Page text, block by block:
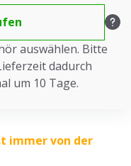
auswählen. Bitte
dadurch
um 10 Tage.
immer von der